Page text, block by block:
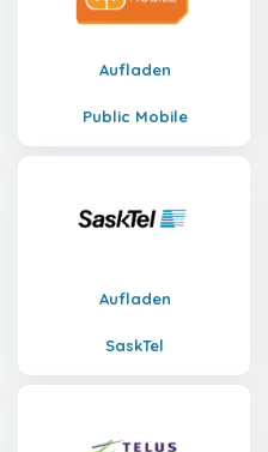
Aufladen
Public Mobile
Aufladen
SaskTel